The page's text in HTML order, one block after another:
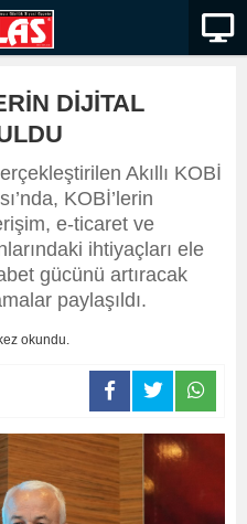
DİJİTAL
Akıllı KOBİ
KOBİ’lerin
e-ticaret ve
ihtiyaçları ele
gücünü artıracak
paylaşıldı.
kez okundu.